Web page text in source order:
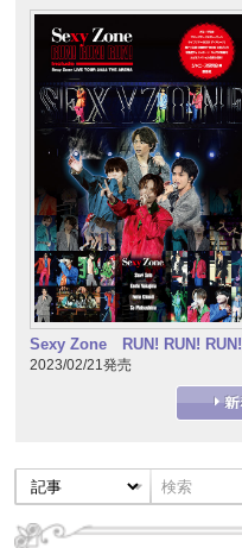
Sexy Zone RUN! RUN! RUN!
2023/02/21発売